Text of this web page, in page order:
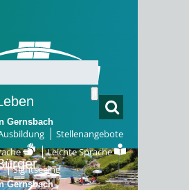
Stellenangebote
Leichte Sprache
Sightseeing
Gernsbach
Gernsbach